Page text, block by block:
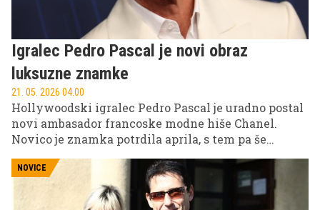
Igralec Pedro Pascal je novi obraz
luksuzne znamke
21. 05. 2026 04.00
Hollywoodski igralec Pedro Pascal je uradno postal
novi ambasador francoske modne hiše Chanel.
Novico je znamka potrdila aprila, s tem pa še
igralcev ta hip in eno najvplivnejših modnih hiš na
NOVICE